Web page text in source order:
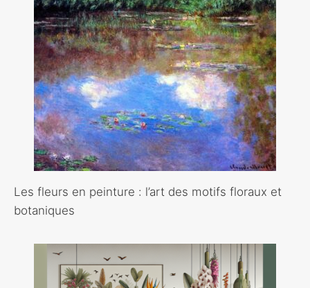
Les fleurs en peinture : l’art des motifs floraux et
botaniques